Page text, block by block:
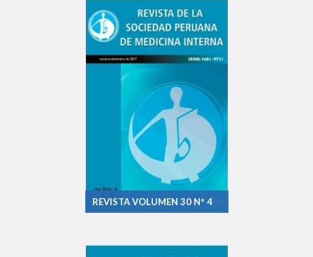
REVISTA VOLUMEN 30 Nº 4